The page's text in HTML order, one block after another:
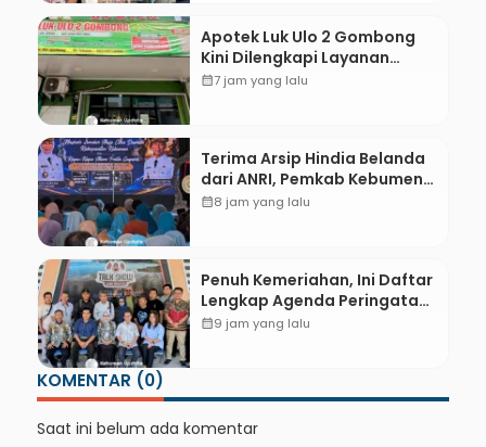
Apotek Luk Ulo 2 Gombong
Kini Dilengkapi Layanan
Dokter Spesialis Anak
calendar_month7 jam yang lalu
Terima Arsip Hindia Belanda
dari ANRI, Pemkab Kebumen
Dorong Integrasi Sejarah,
calendar_month8 jam yang lalu
Penuh Kemeriahan, Ini Daftar
Lengkap Agenda Peringatan
HUT ke-81 RI dan Hari Jadi ke-
calendar_month9 jam yang lalu
KOMENTAR (0)
Saat ini belum ada komentar